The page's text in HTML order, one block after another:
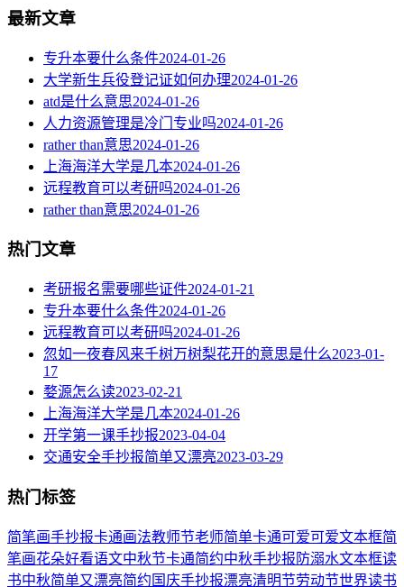
最新文章
专升本要什么条件2024-01-26
大学新生兵役登记证如何办理2024-01-26
atd是什么意思2024-01-26
人力资源管理是冷门专业吗2024-01-26
rather than意思2024-01-26
上海海洋大学是几本2024-01-26
远程教育可以考研吗2024-01-26
rather than意思2024-01-26
热门文章
考研报名需要哪些证件2024-01-21
专升本要什么条件2024-01-26
远程教育可以考研吗2024-01-26
忽如一夜春风来千树万树梨花开的意思是什么2023-01-
17
婺源怎么读2023-02-21
上海海洋大学是几本2024-01-26
开学第一课手抄报2023-04-04
交通安全手抄报简单又漂亮2023-03-29
热门标签
简笔画手抄报卡通画法教师节老师简单卡通可爱可爱文本框简
笔画花朵好看语文中秋节卡通简约中秋手抄报 防溺水文本框读
书中秋简单又漂亮简约 国庆手抄报漂亮清明节劳动节世界读书